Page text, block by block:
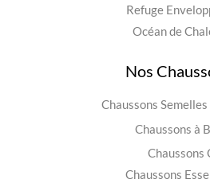
Refuge
Océan de
Nos
Chaussons Semelles
Chaussons à
Chaussons
Chaussons